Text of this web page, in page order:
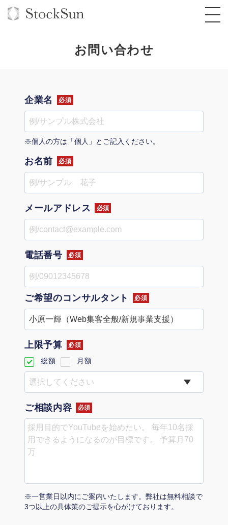
TOP
コンサルタント一覧
品質ガイドライン
社内コンペ
クレーム窓口
BPO支援
定額制Webマーケティング代行『マキトルく
定額制営業代行『カリトルくん』
営業改善特化の動画制作『動画でカリトルく
ん』
定額LINE運用代行『LINEマキトルくん』
オリジナルサービス
格安でAI導入支援『あいのりAI』
拡散付1日密着動画制作『まるごと社長』
1本無料で記事を制作『SEOトライアル』
定額制LP制作・改善『最強LP』
採用YouTubeチャンネル構築『トリトル』
実績
お役立ち資料
料金表
オンラインサロン
StockSun道場
道場TOP
動画編集
エンジニア
広告運用
YouTubeディレクター
年収エージェント
会社概要・役員紹介
ミッション・ビジョン・バリュー
代表メッセージ（岩野圭佑）
取締役メッセージ（株本祐己）
業務委託
認定パートナー
動画ディレクター
営業
インターン
正社員
カスタマーサクセスマネージャー
常勤監査役
お問い合わせ
企業名 必須
※個人の方は「個人」とご記入ください。
お名前 必須
メールアドレス 必須
電話番号 必須
ご希望のコンサルタント 必須
上限予算 必須
総額 月額
ご相談内容 必須
※一営業日以内にご案内いたします。弊社は無料相談で
3つ以上の具体策のご提示を心がけております。